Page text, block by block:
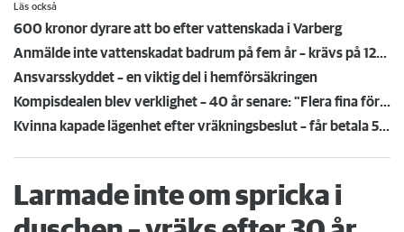
Läs också
600 kronor dyrare att bo efter vattenskada i Varberg
Anmälde inte vattenskadat badrum på fem år – krävs på 125 000 kronor
Ansvarsskyddet – en viktig del i hemförsäkringen
Kompisdealen blev verklighet – 40 år senare: "Flera fina fördelar med att dela bostad"
Kvinna kapade lägenhet efter vräkningsbeslut – får betala 50 000
Larmade inte om spricka i